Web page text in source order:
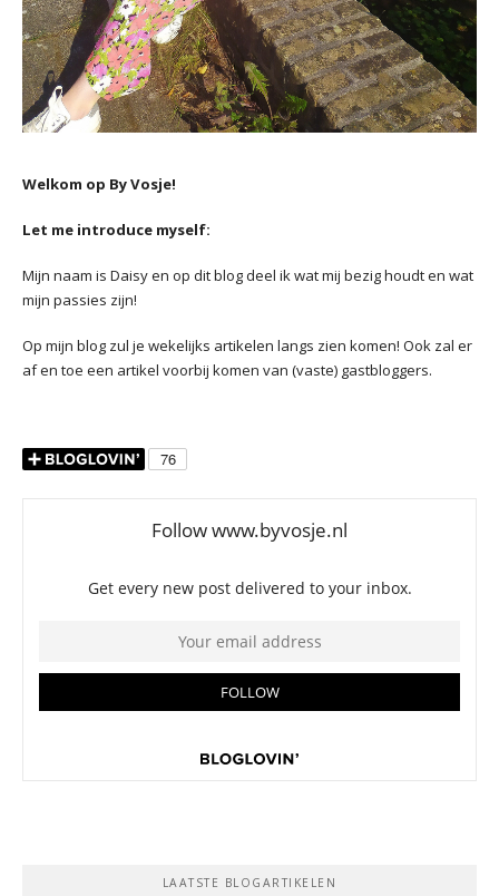
Welkom op By Vosje!
Let me introduce myself:
Mijn naam is Daisy en op dit blog deel ik wat mij bezig houdt en wat
mijn passies zijn!
Op mijn blog zul je wekelijks artikelen langs zien komen! Ook zal er
af en toe een artikel voorbij komen van (vaste) gastbloggers.
LAATSTE BLOGARTIKELEN